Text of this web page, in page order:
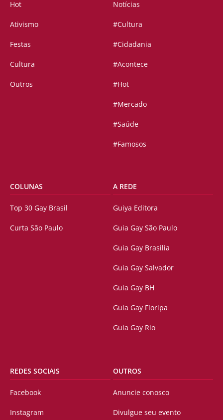
Hot
Ativismo
Festas
Cultura
Outros
Notícias
#Cultura
#Cidadania
#Acontece
#Hot
#Mercado
#Saúde
#Famosos
COLUNAS
Top 30 Gay Brasil
Curta São Paulo
A REDE
Guiya Editora
Guia Gay São Paulo
Guia Gay Brasilia
Guia Gay Salvador
Guia Gay BH
Guia Gay Floripa
Guia Gay Rio
REDES SOCIAIS
Facebook
Instagram
OUTROS
Anuncie conosco
Divulgue seu evento